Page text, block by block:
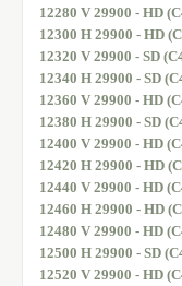
12280 V 29900 - HD
12300 H 29900 - HD
12320 V 29900 - SD
12340 H 29900 - SD
12360 V 29900 - HD
12380 H 29900 - SD
12400 V 29900 - HD
12420 H 29900 - HD
12440 V 29900 - HD
12460 H 29900 - HD
12480 V 29900 - HD
12500 H 29900 - SD
12520 V 29900 - HD